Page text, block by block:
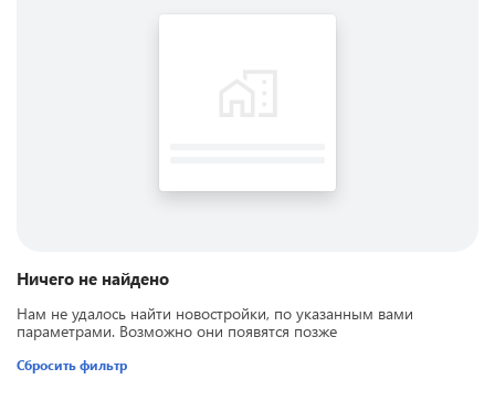
Ничего не найдено
Нам не удалось найти новостройки, по указанным вами
параметрами. Возможно они появятся позже
Сбросить фильтр